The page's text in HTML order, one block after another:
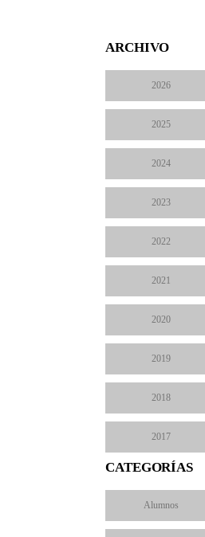
ARCHIVO
2026
2025
2024
2023
2022
2021
2020
2019
2018
2017
CATEGORÍAS
Alumnos